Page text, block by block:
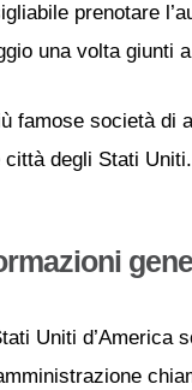
prenotare
una volta giunti
famose società di
città degli Stati
Uniti d’America